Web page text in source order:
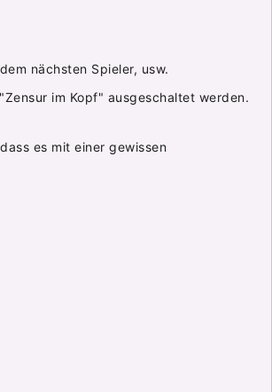
nächsten Spieler, usw.
im Kopf" ausgeschaltet werden.
es mit einer gewissen